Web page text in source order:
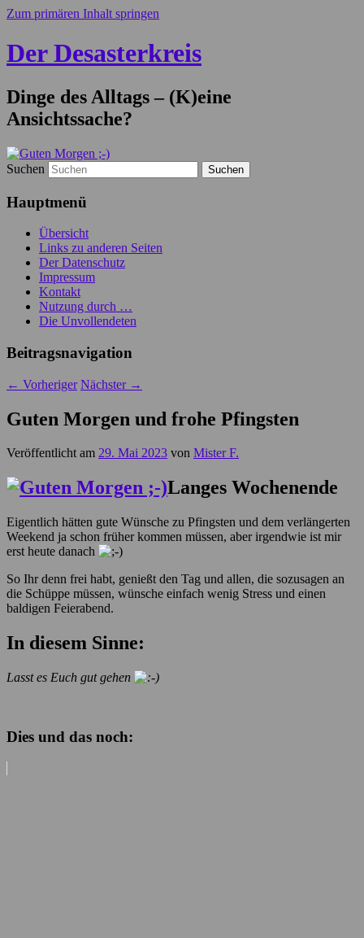
Zum primären Inhalt springen
Der Desasterkreis
Dinge des Alltags – (K)eine
Ansichtssache?
Suchen
Hauptmenü
Übersicht
Links zu anderen Seiten
Der Datenschutz
Impressum
Kontakt
Nutzung durch …
Die Unvollendeten
Beitragsnavigation
← Vorheriger Nächster →
Guten Morgen und frohe Pfingsten
Veröffentlicht am 29. Mai 2023 von Mister F.
Langes Wochenende
Eigentlich hätten gute Wünsche zu Pfingsten und dem verlängerten
Weekend ja schon früher kommen müssen, aber irgendwie ist mir
erst heute danach
So Ihr denn frei habt, genießt den Tag und allen, die sozusagen an
die Schüppe müssen, wünsche einfach wenig Stress und einen
baldigen Feierabend.
In diesem Sinne:
Lasst es Euch gut gehen
Dies und das noch: